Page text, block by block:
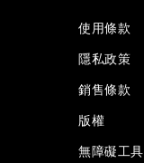
使用條款
隱私政策
銷售條款
版權
無障礙工具